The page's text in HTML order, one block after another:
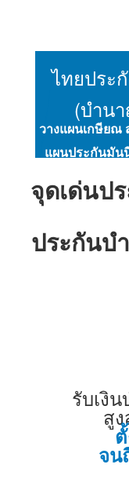
ไทยประ
(บำน
วางแผนเกษียณ
แผนประกันมัน
สมัครได้ไม่
จุดเด่นป
ประกันบ
รับเงิ
สู
จน